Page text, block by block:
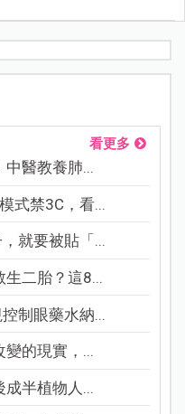
看更多
中醫教養肺...
式禁3C，看...
就要被貼「...
二胎？這8...
制眼藥水納...
變的現實，...
半植物人...